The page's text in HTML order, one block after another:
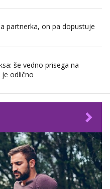
partnerka, on pa dopustuje
še vedno prisega na
je odlično